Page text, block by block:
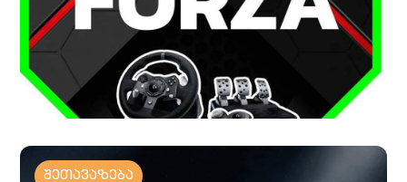
შეთავაზება